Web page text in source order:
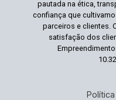
pautada na ética,
confiança que
parceiros e clientes.
satisfação dos